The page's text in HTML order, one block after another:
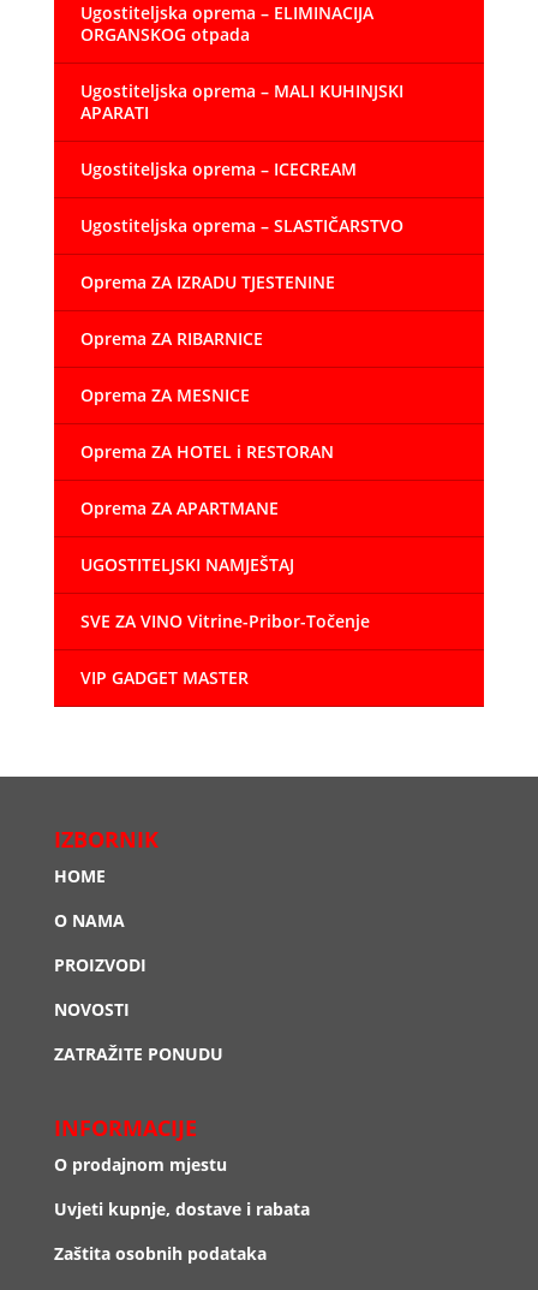
Ugostiteljska oprema – ELIMINACIJA
ORGANSKOG otpada
Ugostiteljska oprema – MALI KUHINJSKI
APARATI
Ugostiteljska oprema – ICECREAM
Ugostiteljska oprema – SLASTIČARSTVO
Oprema ZA IZRADU TJESTENINE
Oprema ZA RIBARNICE
Oprema ZA MESNICE
Oprema ZA HOTEL i RESTORAN
Oprema ZA APARTMANE
UGOSTITELJSKI NAMJEŠTAJ
SVE ZA VINO Vitrine-Pribor-Točenje
VIP GADGET MASTER
IZBORNIK
HOME
O NAMA
PROIZVODI
NOVOSTI
ZATRAŽITE PONUDU
INFORMACIJE
O prodajnom mjestu
Uvjeti kupnje, dostave i rabata
Zaštita osobnih podataka